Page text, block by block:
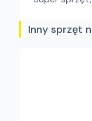
Inny sprzęt